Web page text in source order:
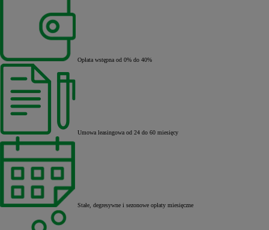
Opłata wstępna od 0% do 40%
Umowa leasingowa od 24 do 60 miesięcy
Stałe, degresywne i sezonowe opłaty miesięczne